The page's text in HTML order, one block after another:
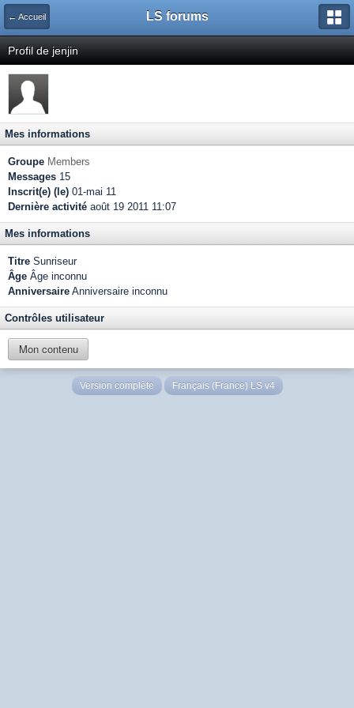
← Accueil LS forums
Profil de jenjin
Mes informations
Groupe Members
Messages 15
Inscrit(e) (le) 01-mai 11
Dernière activité août 19 2011 11:07
Mes informations
Titre Sunriseur
Âge Âge inconnu
Anniversaire Anniversaire inconnu
Contrôles utilisateur
Mon contenu
Version complète Français (France) LS v4